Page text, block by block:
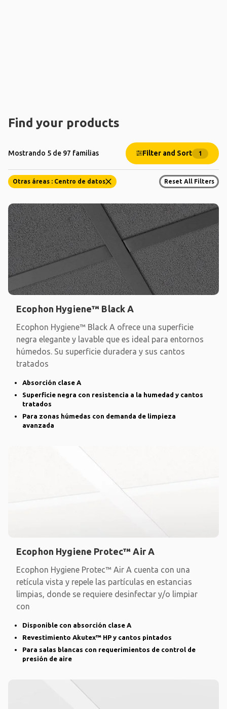
Find your products
Mostrando 5 de 97 familias Filter and Sort 1
Otras áreas : Centro de datos Reset All Filters
Ecophon Hygiene™ Black A
Ecophon Hygiene™ Black A ofrece una superficie
negra elegante y lavable que es ideal para entornos
húmedos. Su superficie duradera y sus cantos
tratados
Absorción clase A
Superficie negra con resistencia a la humedad y cantos
tratados
Para zonas húmedas con demanda de limpieza
avanzada
Ecophon Hygiene Protec™ Air A
Ecophon Hygiene Protec™ Air A cuenta con una
retícula vista y repele las partículas en estancias
limpias, donde se requiere desinfectar y/o limpiar
con
Disponible con absorción clase A
Revestimiento Akutex™ HP y cantos pintados
Para salas blancas con requerimientos de control de
presión de aire